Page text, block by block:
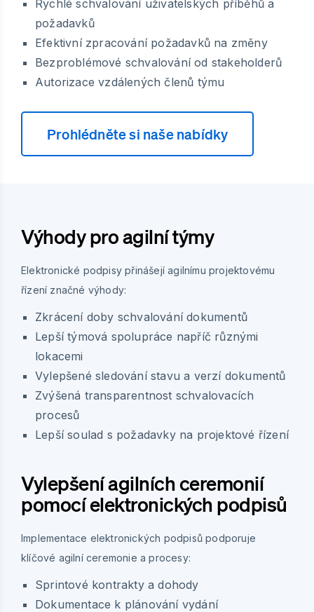
Rychlé schvalování uživatelských příběhů a
požadavků
Efektivní zpracování požadavků na změny
Bezproblémové schvalování od stakeholderů
Autorizace vzdálených členů týmu
Prohlédněte si naše nabídky
Výhody pro agilní týmy
Elektronické podpisy přinášejí agilnímu projektovému
řízení značné výhody:
Zkrácení doby schvalování dokumentů
Lepší týmová spolupráce napříč různými
lokacemi
Vylepšené sledování stavu a verzí dokumentů
Zvýšená transparentnost schvalovacích
procesů
Lepší soulad s požadavky na projektové řízení
Vylepšení agilních ceremonií
pomocí elektronických podpisů
Implementace elektronických podpisů podporuje
klíčové agilní ceremonie a procesy:
Sprintové kontrakty a dohody
Dokumentace k plánování vydání